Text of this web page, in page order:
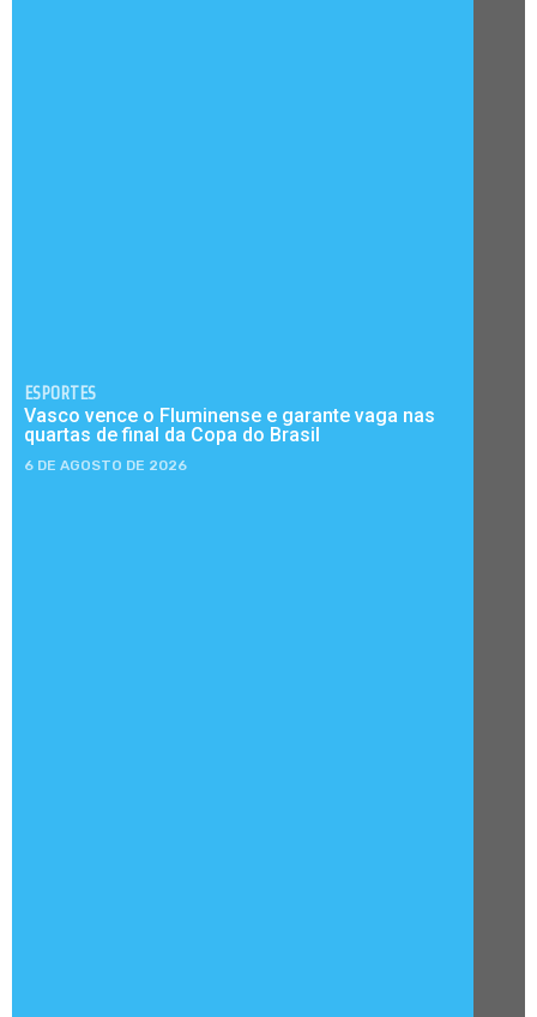
ESPORTES
Vasco vence o Fluminense e garante vaga nas
quartas de final da Copa do Brasil
6 DE AGOSTO DE 2026